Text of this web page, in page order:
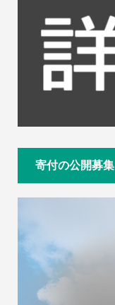
寄付の公開募集